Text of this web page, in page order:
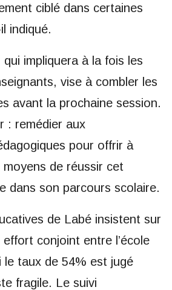
ciblé dans certaines
indiqué.
impliquera à la fois les
vise à combler les
avant la prochaine session.
: remédier aux
pour offrir à
moyens de réussir cet
dans son parcours scolaire.
de Labé insistent sur
effort conjoint entre l’école
le taux de 54% est jugé
fragile. Le suivi